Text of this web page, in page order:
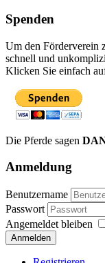
Spenden
Um den Förderverein
schnell und
Klicken Sie einfach
Die Pferde sagen
Anmeldung
Benutzername
Passwort
Angemeldet bleiben
Anmelden